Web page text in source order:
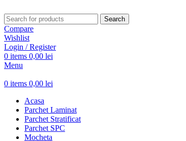
Search
Compare
Wishlist
Login / Register
0 items 0,00 lei
Menu
0 items 0,00 lei
Acasa
Parchet Laminat
Parchet Stratificat
Parchet SPC
Mocheta